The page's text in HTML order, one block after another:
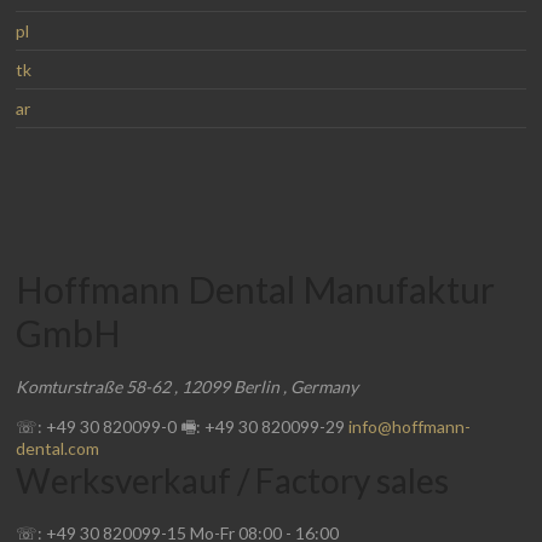
pl
tk
ar
Komturstraße 58-62, 12099 Berlin , Germany
☏: +49 30 820099-0 🖷: +49 30 820099-29 info@hoffmann-
dental.com
☏: +49 30 820099-15 Mo-Fr 08:00 - 16:00